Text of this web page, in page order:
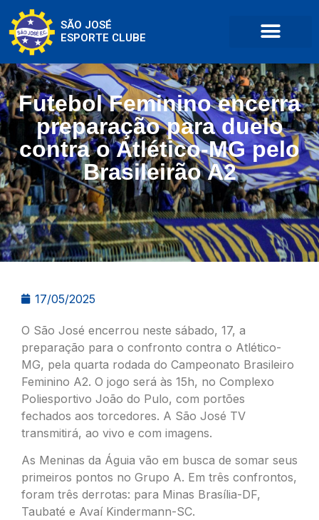
SÃO JOSÉ
ESPORTE CLUBE
Futebol Feminino encerra
preparação para duelo
contra o Atlético-MG pelo
Brasileirão A2
17/05/2025
O São José encerrou neste sábado, 17, a
preparação para o confronto contra o Atlético-
MG, pela quarta rodada do Campeonato Brasileiro
Feminino A2. O jogo será às 15h, no Complexo
Poliesportivo João do Pulo, com portões
fechados aos torcedores. A São José TV
transmitirá, ao vivo e com imagens.
As Meninas da Águia vão em busca de somar seus
primeiros pontos no Grupo A. Em três confrontos,
foram três derrotas: para Minas Brasília-DF,
Taubaté e Avaí Kindermann-SC.